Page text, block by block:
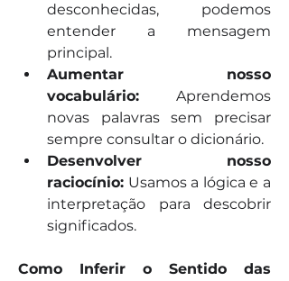
desconhecidas, podemos
entender a mensagem
principal.
Aumentar nosso
vocabulário: Aprendemos
novas palavras sem precisar
sempre consultar o dicionário.
Desenvolver nosso
raciocínio: Usamos a lógica e a
interpretação para descobrir
significados.
Como Inferir o Sentido das